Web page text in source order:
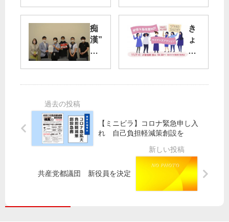
ト
危
険
／
・
住
会
学
じ
な
い
か
宿
伝
移
転
中
止
痴
漢”
本
対
会
き
ょ
う
・
で
安
憲
ー
【ミニビラ】コロナ緊急申し入
れ 自己負担軽減策創設を
共産党都議団 新役員を決定